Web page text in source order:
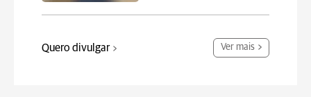
Quero divulgar Ver mais